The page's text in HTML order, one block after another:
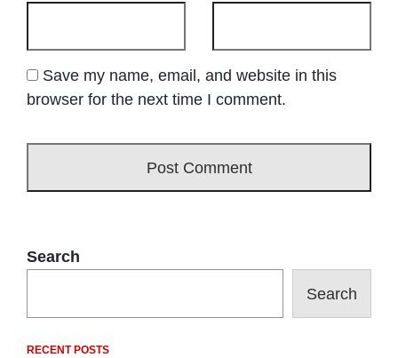
Save my name, email, and website in this
browser for the next time I comment.
Search
Search
RECENT POSTS